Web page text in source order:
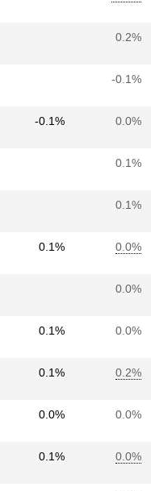
0.2%
-0.1%
-0.1% 0.0%
0.1%
0.1%
0.1% 0.0%
0.0%
0.1% 0.0%
0.1% 0.2%
0.0% 0.0%
0.1% 0.0%